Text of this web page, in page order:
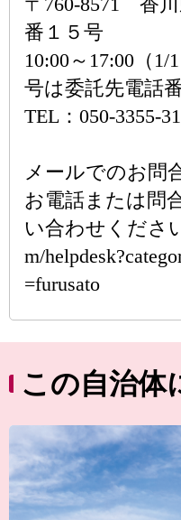
番１５号
10:00～17:00（
号は委託先電話
TEL：050-3355-
メールでのお問
お電話または問
い合わせくださ
m/
=furusato
この自治体